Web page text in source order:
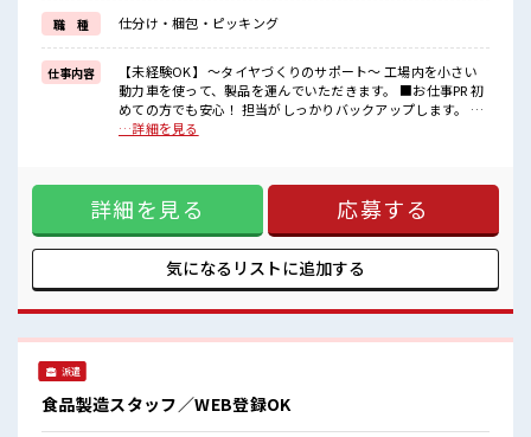
■職場の雰囲気
《男性スタッフさんも活躍中》
通勤はマイカーOK◎無料駐車場完備！
お昼は社員食堂が利用できます♪
施設内に売店・ロッカー・休憩室完備♪
制服貸与あり！
職 種 仕分け・梱包・ピッキング
仕事内容
【未経験OK】 ～タイヤづくりのサポート～ 工場内を小さい
動力車を使って、製品を運んでいただきます。 ■お仕事PR 初
めての方でも安心！ 担当がしっかりバックアップします。 ≪
こんな方にオススメ≫ ・製造業の工場勤務に興味がある方。
環境が整っています！ イチからスキルUP・ステップUP目指
していきましょう！ ■職場の雰囲気 《男性スタッフさんも活
躍中》 通勤はマイカーOK◎無料駐車場完備！ お昼は社員食
堂が利用できます♪ 施設内に売店・ロッカー・休憩室完備♪
制服貸与あり！
…詳細を見る
詳細を見る 応募する
気になるリストに追加する
派遣
食品製造スタッフ／WEB登録OK